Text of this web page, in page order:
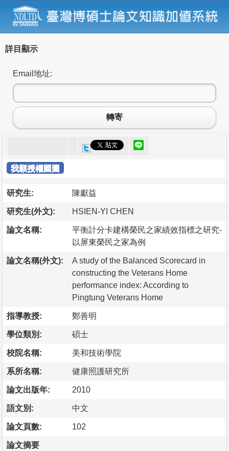
詳目顯示
Email地址:
轉寄
我願授權國圖
研究生: 陳獻益
研究生(外文): HSIEN-YI CHEN
論文名稱:
平衡計分卡建構榮民之家績效指標之研究-
以屏東榮民之家為例
論文名稱(外文):
A study of the Balanced Scorecard in
constructing the Veterans Home
performance index: According to
Pingtung Veterans Home
指導教授: 鄭善明
學位類別: 碩士
校院名稱: 美和技術學院
系所名稱: 健康照護研究所
論文出版年: 2010
語文別: 中文
論文頁數: 102
論文摘要